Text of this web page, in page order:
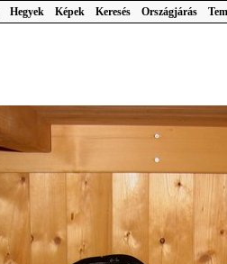
Hegyek Képek Keresés Országjárás